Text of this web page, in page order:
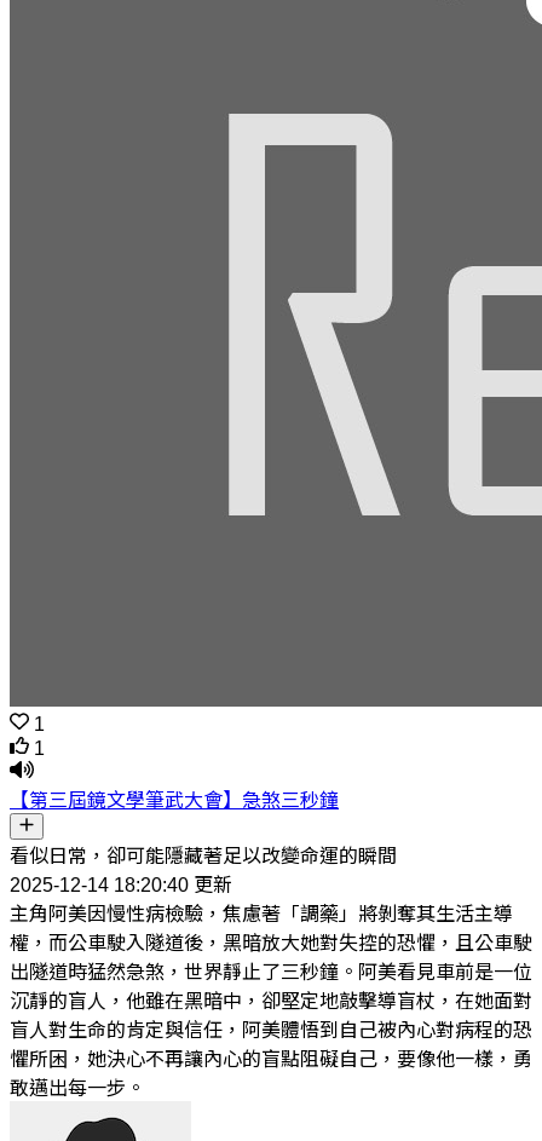
1
1
【第三屆鏡文學筆武大會】急煞三秒鐘
看似日常，卻可能隱藏著足以改變命運的瞬間
2025-12-14 18:20:40 更新
主角阿美因慢性病檢驗，焦慮著「調藥」將剝奪其生活主導
權，而公車駛入隧道後，黑暗放大她對失控的恐懼，且公車駛
出隧道時猛然急煞，世界靜止了三秒鐘。阿美看見車前是一位
沉靜的盲人，他雖在黑暗中，卻堅定地敲擊導盲杖，在她面對
盲人對生命的肯定與信任，阿美體悟到自己被內心對病程的恐
懼所困，她決心不再讓內心的盲點阻礙自己，要像他一樣，勇
敢邁出每一步。